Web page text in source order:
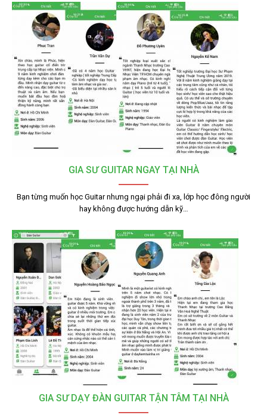
GIA SƯ GUITAR NGAY TẠI NHÀ
Bạn từng muốn học Guitar nhưng ngại phải đi xa, lớp học đông người
hay không được hướng dẫn kỹ…
GIA SƯ DẠY ĐÀN GUITAR TẬN TÂM TẠI NHÀ